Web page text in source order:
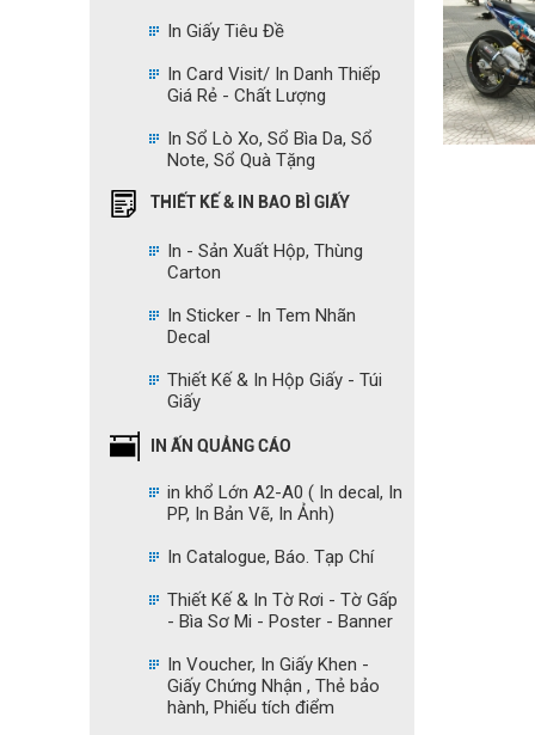
In Giấy Tiêu Đề
In Card Visit/ In Danh Thiếp
Giá Rẻ - Chất Lượng
In Sổ Lò Xo, Sổ Bìa Da, Sổ
Note, Sổ Quà Tặng
THIẾT KẾ & IN BAO BÌ GIẤY
In - Sản Xuất Hộp, Thùng
Carton
In Sticker - In Tem Nhãn
Decal
Thiết Kế & In Hộp Giấy - Túi
Giấy
IN ẤN QUẢNG CÁO
in khổ Lớn A2-A0 ( In decal, In
PP, In Bản Vẽ, In Ảnh)
In Catalogue, Báo. Tạp Chí
Thiết Kế & In Tờ Rơi - Tờ Gấp
- Bìa Sơ Mi - Poster - Banner
In Voucher, In Giấy Khen -
Giấy Chứng Nhận , Thẻ bảo
hành, Phiếu tích điểm